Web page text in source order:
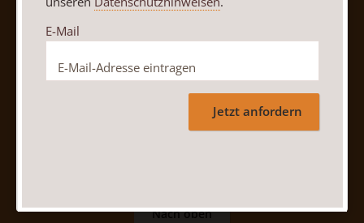
Nach oben
E-Mail
Jetzt anfordern